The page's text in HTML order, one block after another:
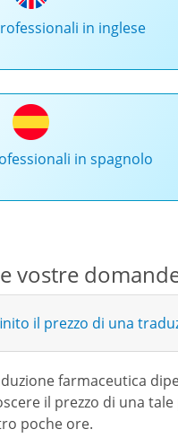
in inglese
in spagnolo
vostre
il prezzo di una
farmaceutica
il prezzo di una
poche ore.